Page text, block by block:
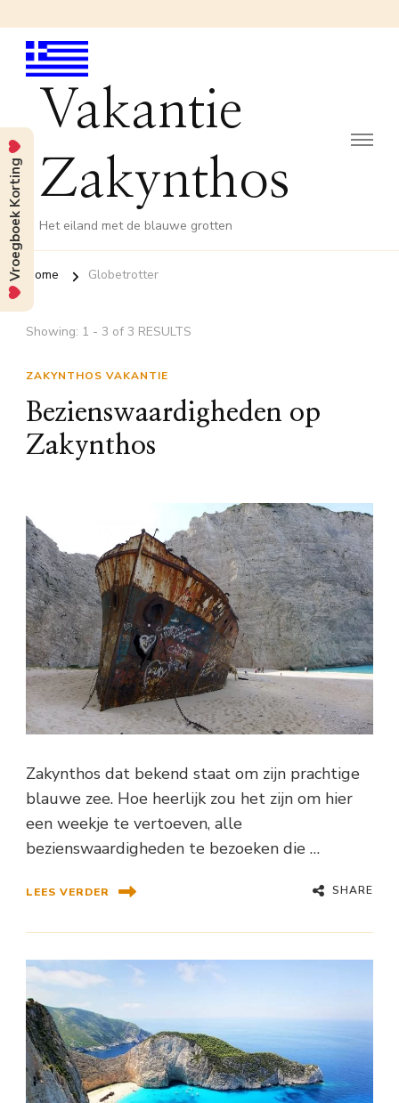
Vakantie
Zakynthos
Het eiland met de blauwe grotten
Home Globetrotter
Showing: 1 - 3 of 3 RESULTS
ZAKYNTHOS VAKANTIE
Bezienswaardigheden op
Zakynthos
Zakynthos dat bekend staat om zijn prachtige
blauwe zee. Hoe heerlijk zou het zijn om hier
een weekje te vertoeven, alle
bezienswaardigheden te bezoeken die …
LEES VERDER SHARE
Vroegboek Korting